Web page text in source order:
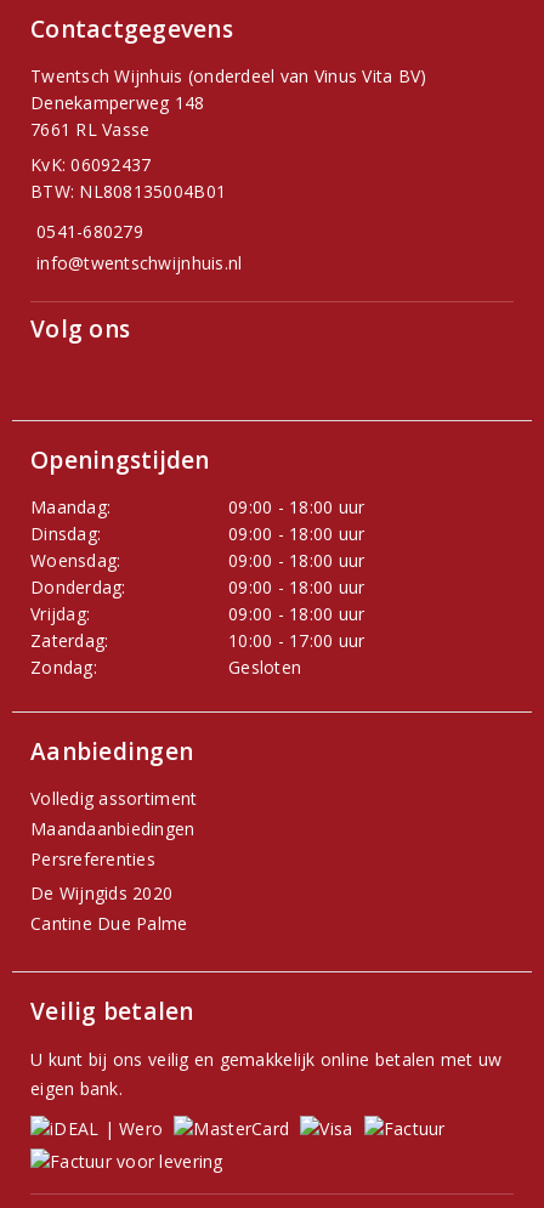
Contactgegevens
Twentsch Wijnhuis (onderdeel van Vinus Vita BV)
Denekamperweg 148
7661 RL Vasse
KvK: 06092437
BTW: NL808135004B01
0541-680279
info@twentschwijnhuis.nl
Volg ons
Openingstijden
Maandag:
09:00 - 18:00 uur
Dinsdag:
09:00 - 18:00 uur
Woensdag:
09:00 - 18:00 uur
Donderdag:
09:00 - 18:00 uur
Vrijdag:
09:00 - 18:00 uur
Zaterdag:
10:00 - 17:00 uur
Zondag:
Gesloten
Aanbiedingen
Volledig assortiment
Maandaanbiedingen
Persreferenties
De Wijngids 2020
Cantine Due Palme
Veilig betalen
U kunt bij ons veilig en gemakkelijk online betalen met uw
eigen bank.